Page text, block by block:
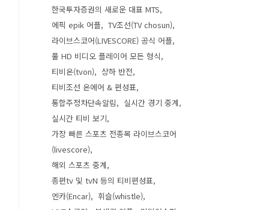
한국투자증권의 새로운 대표 MTS
에픽 epik 어플
TV조선(TV chosun)
라이브스코어(LIVESCORE) 공식 어플
풀 HD 비디오 플레이어 모든 형식
티비온(tvon)
상하 반전
티비조선 온에어 & 편성표
통합주정차단속알림
실시간 경기 중계
실시간 티비 보기
가장 빠른 스포츠 전종목 라이브스코어
(livescore)
해외 스포츠 중계
종편tv 및 tvN 등의 티비편성표
엔카(Encar)
휘슬(whistle)